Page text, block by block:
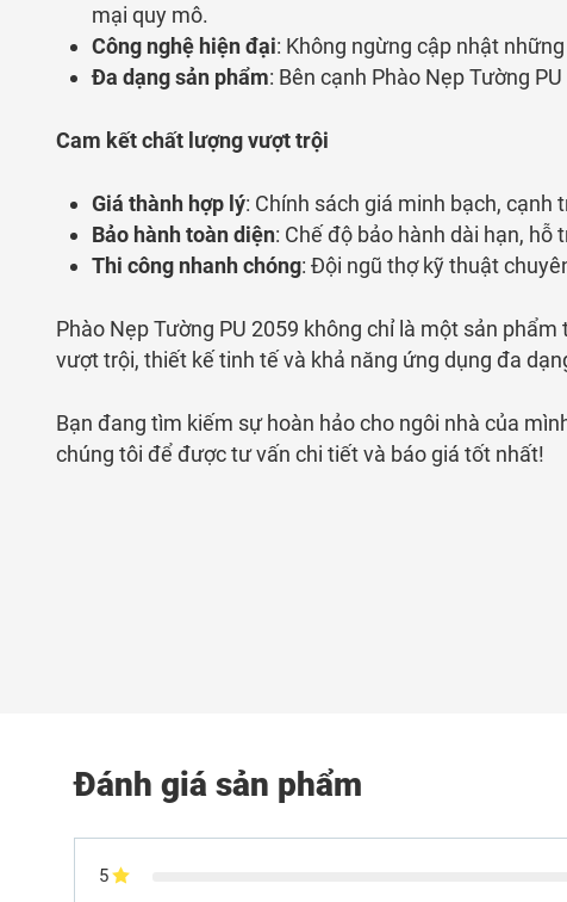
mại quy mô.
Công nghệ hiện đại: Không ngừng cập nhật
Đa dạng sản phẩm: Bên cạnh Phào Nẹp Tường
Cam kết chất lượng vượt trội
Giá thành hợp lý: Chính sách giá minh bạch, cạnh
Bảo hành toàn diện: Chế độ bảo hành dài hạn, hỗ
Thi công nhanh chóng: Đội ngũ thợ kỹ thuật
Phào Nẹp Tường PU 2059 không chỉ là một sản
vượt trội, thiết kế tinh tế và khả năng ứng dụng đa
Bạn đang tìm kiếm sự hoàn hảo cho ngôi nhà của
chúng tôi để được tư vấn chi tiết và báo giá tốt nhất!
Đánh giá sản phẩm
5